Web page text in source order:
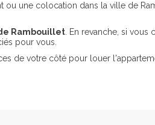
ou une colocation dans la ville de
Rambouillet . En revanche, si
pour vous.
de votre côté pour louer